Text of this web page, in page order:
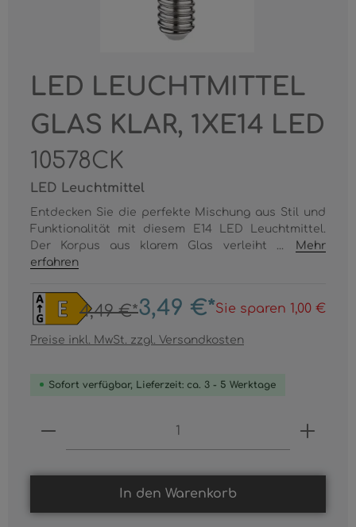
LED LEUCHTMITTEL
GLAS KLAR, 1XE14 LED
10578CK
LED Leuchtmittel
Entdecken Sie die perfekte Mischung aus Stil und
Funktionalität mit diesem E14 LED Leuchtmittel.
Der Korpus aus klarem Glas verleiht ...
Mehr
erfahren
4,49 €*3,49 €*Sie sparen 1,00 €
Preise inkl. MwSt. zzgl. Versandkosten
Sofort verfügbar, Lieferzeit: ca. 3 - 5 Werktage
Produkt Anzahl: Gib den
In den Warenkorb